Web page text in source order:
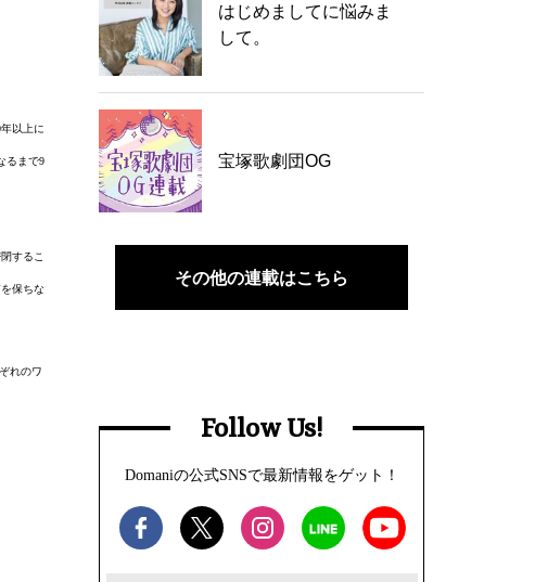
以上に
るまで9
するこ
保ちな
れのワ
はじめましてに悩みま
して。
宝塚歌劇団OG
その他の連載はこちら
Follow Us!
Domaniの公式SNSで最新情報をゲット！